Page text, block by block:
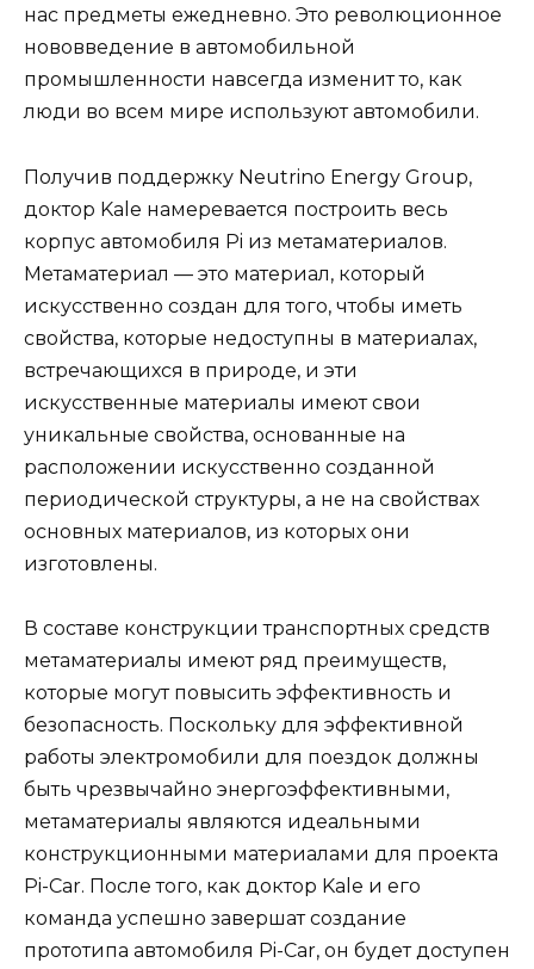
нас предметы ежедневно. Это революционное
нововведение в автомобильной
промышленности навсегда изменит то, как
люди во всем мире используют автомобили.
Получив поддержку Neutrino Energy Group,
доктор Kale намеревается построить весь
корпус автомобиля Pi из метаматериалов.
Метаматериал — это материал, который
искусственно создан для того, чтобы иметь
свойства, которые недоступны в материалах,
встречающихся в природе, и эти
искусственные материалы имеют свои
уникальные свойства, основанные на
расположении искусственно созданной
периодической структуры, а не на свойствах
основных материалов, из которых они
изготовлены.
В составе конструкции транспортных средств
метаматериалы имеют ряд преимуществ,
которые могут повысить эффективность и
безопасность. Поскольку для эффективной
работы электромобили для поездок должны
быть чрезвычайно энергоэффективными,
метаматериалы являются идеальными
конструкционными материалами для проекта
Pi-Сar. После того, как доктор Kale и его
команда успешно завершат создание
прототипа автомобиля Pi-Сar, он будет доступен